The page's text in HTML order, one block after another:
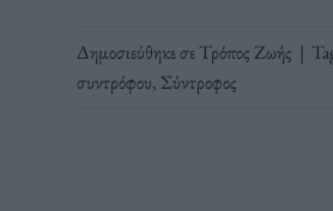
Δημοσιεύθηκε σεΤρόπος Ζωής |
συντρόφου, Σύντροφος